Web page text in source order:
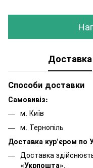
Доставка
Способи доставки
Самовивіз:
м. Київ
м. Тернопіль
Доставка кур’єром по
Доставка
«Укрпошта».